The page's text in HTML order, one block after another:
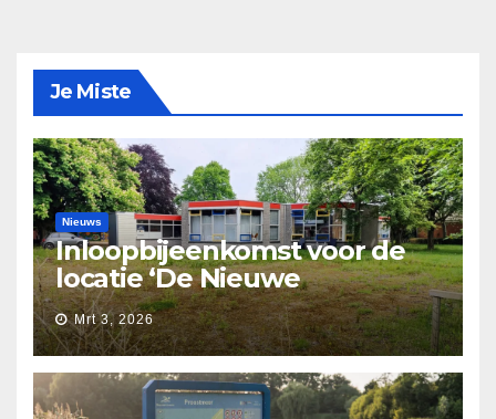
Je Miste
Nieuws
Inloopbijeenkomst voor de
locatie ‘De Nieuwe
Waarborg’
Mrt 3, 2026